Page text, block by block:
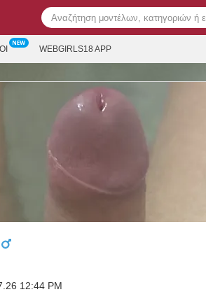
WEBGIRLS18 APP
12:44 PM